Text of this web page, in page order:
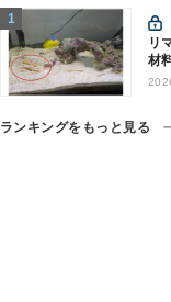
リ
材
ランキングをもっと見る